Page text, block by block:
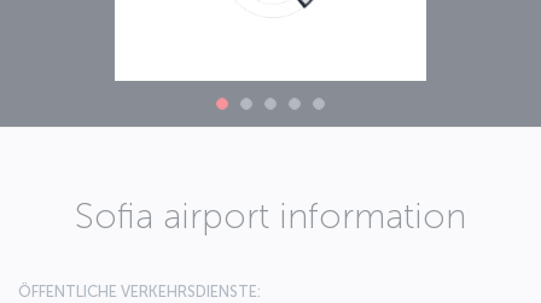
Sofia airport information
ÖFFENTLICHE VERKEHRSDIENSTE: